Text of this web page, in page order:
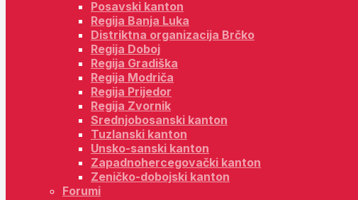
Posavski kanton
Regija Banja Luka
Distriktna organizacija Brčko
Regija Doboj
Regija Gradiška
Regija Modriča
Regija Prijedor
Regija Zvornik
Srednjobosanski kanton
Tuzlanski kanton
Unsko-sanski kanton
Zapadnohercegovački kanton
Zeničko-dobojski kanton
Forumi